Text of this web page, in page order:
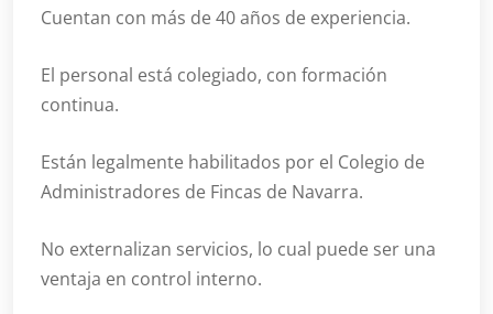
Cuentan con más de 40 años de experiencia.
El personal está colegiado, con formación
continua.
Están legalmente habilitados por el Colegio de
Administradores de Fincas de Navarra.
No externalizan servicios, lo cual puede ser una
ventaja en control interno.